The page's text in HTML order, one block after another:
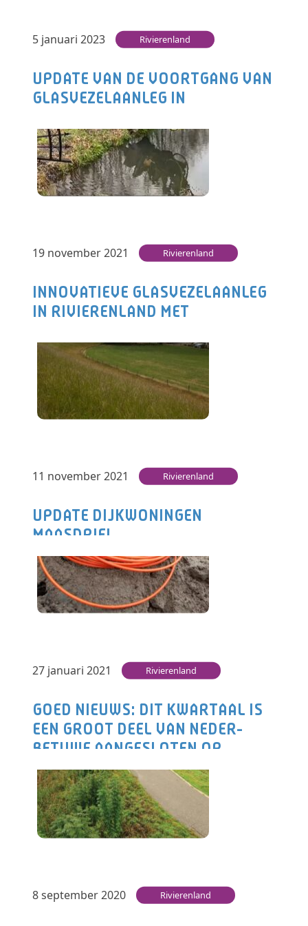
5 januari 2023 Rivierenland
UPDATE VAN DE VOORTGANG VAN
GLASVEZELAANLEG IN
Leusden – De aanleg van het glasvezelnetwerk
in de regio Rivierenland is in 2020 van start
gegaan. Het is een…
19 november 2021 Rivierenland
INNOVATIEVE GLASVEZELAANLEG
IN RIVIERENLAND MET
Rivierenland is een grote regio waar vele
uitdagingen zijn bij de aanleg van glasvezel
met dijkzones en watergangen. In opdracht…
Lees verder
11 november 2021 Rivierenland
UPDATE DIJKWONINGEN
MAASDRIEL.
Het is zover! De vergunningen en
toestemmingen zijn binnen en dat betekent
dat we na West Maas en Waal ook…
27 januari 2021 Rivierenland
GOED NIEUWS: DIT KWARTAAL IS
EEN GROOT DEEL VAN NEDER-
BETUWE AANGESLOTEN OP
GLASVEZEL.
Wethouder Stefan van Someren is afgelopen
week in De Gelderlander misschien wel erg
optimistisch, maar als we de komende tijd…
8 september 2020 Rivierenland